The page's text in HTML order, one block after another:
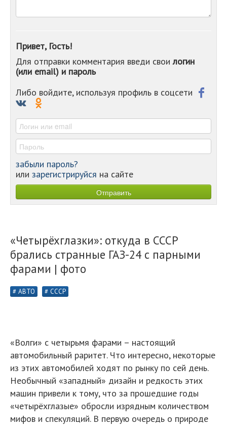
-
-
-
Привет, Гость!
Для отправки комментария введи своилогин
(или email) и пароль
Либо войдите, используя профиль в соцсети
забыли пароль?
или зарегистрируйся на сайте
«Четырёхглазки»: откуда в СССР
брались странные ГАЗ-24 с парными
фарами | фото
АВТО СССР
«Волги» с четырьмя фарами – настоящий
автомобильный раритет. Что интересно, некоторые
из этих автомобилей ходят по рынку по сей день.
Необычный «западный» дизайн и редкость этих
машин привели к тому, что за прошедшие годы
«четырёхглазые» обросли изрядным количеством
мифов и спекуляций. В первую очередь о природе